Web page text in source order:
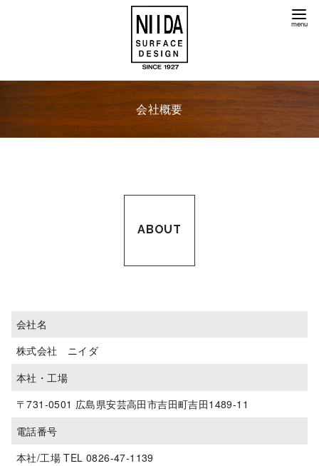
ツ
移
会社概要
ABOUT
会社名
株式会社 ニイダ
本社・工場
〒731-0501 広島県安芸高田市吉田町吉田1489-11
電話番号
本社/工場 TEL 0826-47-1139